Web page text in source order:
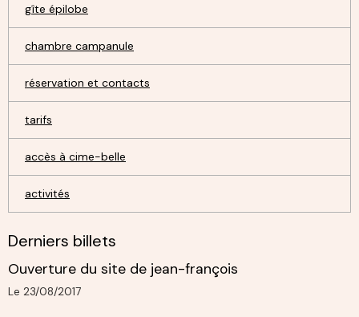
gîte épilobe
chambre campanule
réservation et contacts
tarifs
accès à cime-belle
activités
Derniers billets
Ouverture du site de jean-françois
Le 23/08/2017